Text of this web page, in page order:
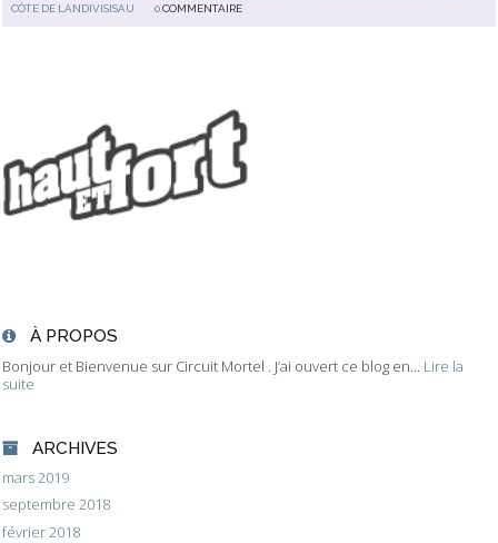
À PROPOS
Bonjour et Bienvenue sur Circuit Mortel . J’ai ouvert ce blog en... Lire la
suite
ARCHIVES
mars 2019
septembre 2018
février 2018
CÔTE DE LANDIVISISAU
0 COMMENTAIRE